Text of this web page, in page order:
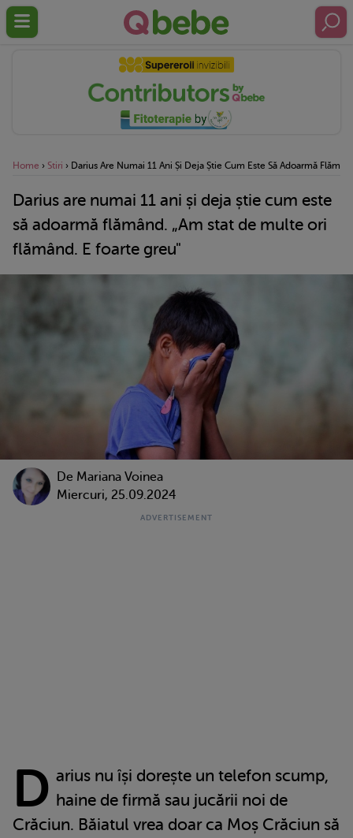
Home › Stiri › Darius Are Numai 11 Ani Și Deja Știe Cum Este Să Adoarmă
Darius are numai 11 ani și deja știe cum este
să adoarmă flămând. „Am stat de multe ori
flămând. E foarte greu"
De Mariana Voinea
Miercuri, 25.09.2024
D arius nu își dorește un telefon scump,
haine de firmă sau jucării noi de
Crăciun. Băiatul vrea doar ca Moș Crăciun să